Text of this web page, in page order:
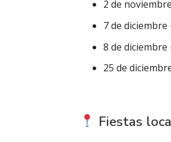
2 de
7 de
8 de
25 de
Fiestas